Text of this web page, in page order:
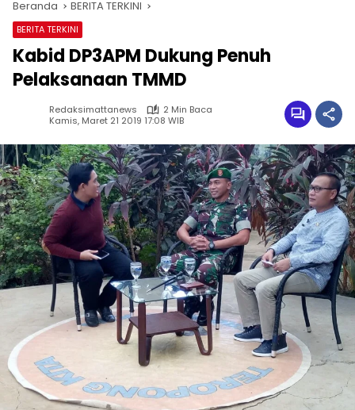
Beranda BERITA TERKINI
BERITA TERKINI
Kabid DP3APM Dukung Penuh
Pelaksanaan TMMD
Redaksimattanews
2 Min Baca
Kamis, Maret 21 2019 17:08 WIB